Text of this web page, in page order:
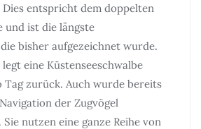
entspricht dem doppelten
und ist die längste
bisher aufgezeichnet wurde.
eine Küstenseeschwalbe
Tag zurück. Auch wurde bereits
der Zugvögel
nutzen eine ganze Reihe von